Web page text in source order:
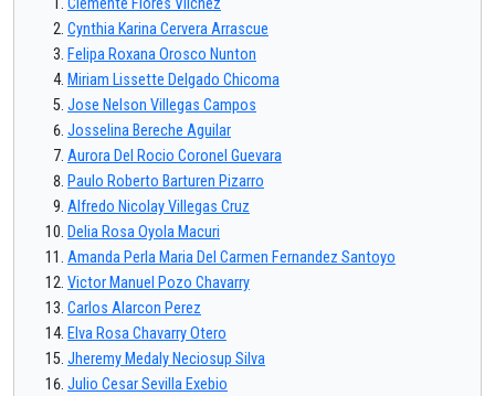
Clemente Flores Vilchez
Cynthia Karina Cervera Arrascue
Felipa Roxana Orosco Nunton
Miriam Lissette Delgado Chicoma
Jose Nelson Villegas Campos
Josselina Bereche Aguilar
Aurora Del Rocio Coronel Guevara
Paulo Roberto Barturen Pizarro
Alfredo Nicolay Villegas Cruz
Delia Rosa Oyola Macuri
Amanda Perla Maria Del Carmen Fernandez Santoyo
Victor Manuel Pozo Chavarry
Carlos Alarcon Perez
Elva Rosa Chavarry Otero
Jheremy Medaly Neciosup Silva
Julio Cesar Sevilla Exebio